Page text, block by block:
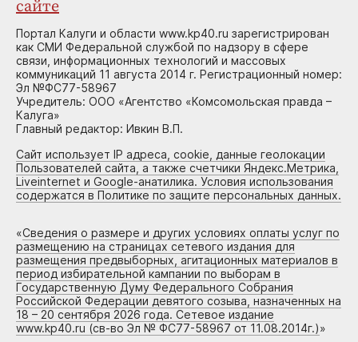
сайте
Портал Калуги и области www.kp40.ru зарегистрирован
как СМИ Федеральной службой по надзору в сфере
связи, информационных технологий и массовых
коммуникаций 11 августа 2014 г. Регистрационный номер:
Эл №ФС77-58967
Учредитель: ООО «Агентство «Комсомольская правда –
Калуга»
Главный редактор: Ивкин В.П.
Сайт использует IP адреса, cookie, данные геолокации
Пользователей сайта, а также счетчики Яндекс.Метрика,
Liveinternet и Google-анатилика. Условия использования
содержатся в Политике по защите персональных данных.
«Сведения о размере и других условиях оплаты услуг по
размещению на страницах сетевого издания для
размещения предвыборных, агитационных материалов в
период избирательной кампании по выборам в
Государственную Думу Федерального Собрания
Российской Федерации девятого созыва, назначенных на
18 – 20 сентября 2026 года. Сетевое издание
www.kp40.ru (св-во Эл № ФС77-58967 от 11.08.2014г.)»